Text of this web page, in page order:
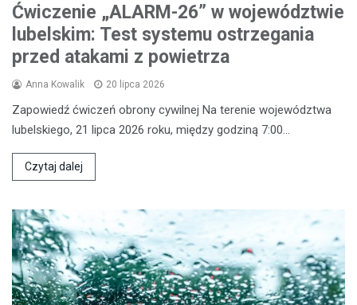
Ćwiczenie „ALARM-26” w województwie
lubelskim: Test systemu ostrzegania
przed atakami z powietrza
Anna Kowalik 20 lipca 2026
Zapowiedź ćwiczeń obrony cywilnej Na terenie województwa
lubelskiego, 21 lipca 2026 roku, między godziną 7:00…
Czytaj dalej